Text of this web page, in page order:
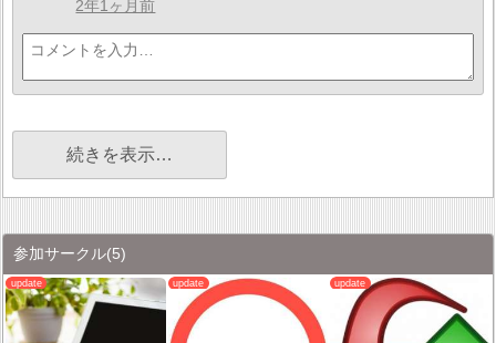
2年1ヶ月前
続きを表示…
参加サークル(5)